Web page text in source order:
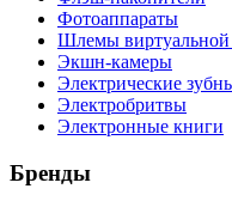
Фотоаппараты
Шлемы виртуальной
Экшн-камеры
Электрические
Электробритвы
Электронные книги
Бренды